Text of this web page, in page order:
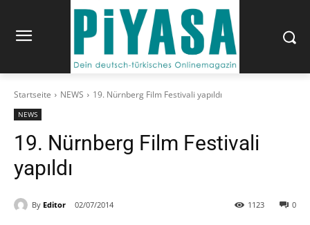
Startseite NEWS 19. Nürnberg Film Festivali yapıldı
NEWS
19. Nürnberg Film Festivali
yapıldı
By Editor 02/07/2014 0
1123